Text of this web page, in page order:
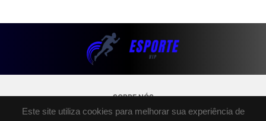
Este site utiliza cookies para melhorar sua experiência de
SOBRE NÓS
POLÍTICA DE PRIVACIDADE